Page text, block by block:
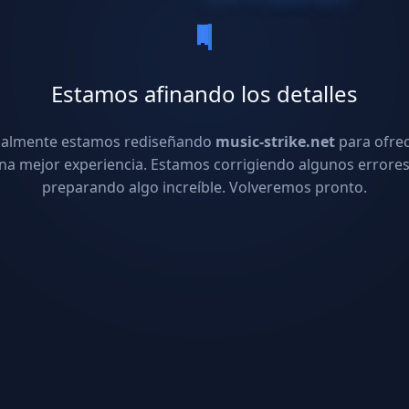
Estamos afinando los detalles
estamos rediseñando music-strike.net para
mejor experiencia. Estamos corrigiendo algunos
preparando algo increíble. Volveremos pronto.